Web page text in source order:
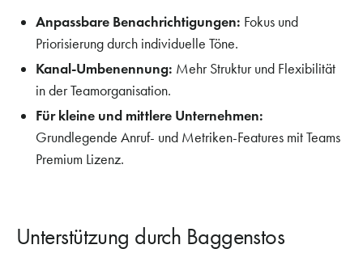
Anpassbare Benachrichtigungen: Fokus und
Priorisierung durch individuelle Töne.
Kanal-Umbenennung: Mehr Struktur und Flexibilität
in der Teamorganisation.
Für kleine und mittlere Unternehmen:
Grundlegende Anruf- und Metriken-Features mit Teams
Premium Lizenz.
Unterstützung durch Baggenstos